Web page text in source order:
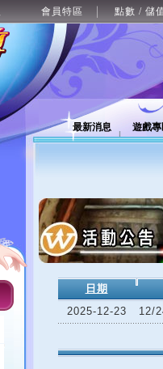
會員特區 點數 / 儲
最新消息 遊戲
日期
2025-12-23
12/